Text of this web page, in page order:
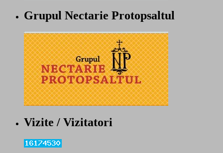
Grupul Nectarie Protopsaltul
Vizite / Vizitatori